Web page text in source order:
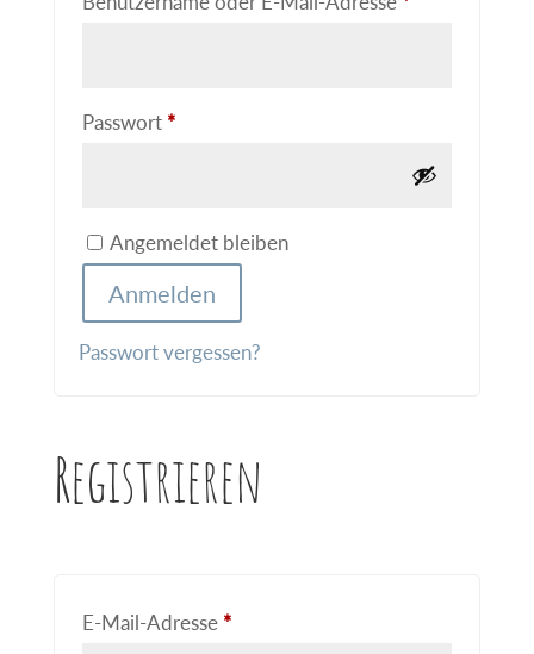
Passwort *Erforderlich
A
t
e
a
t
e
Angemeldet bleiben
Anmelden
Passwort vergessen?
Registrieren
E-Mail-Adresse *Erforderlich